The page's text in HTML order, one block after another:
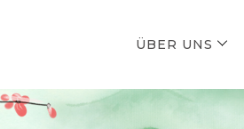
ÜBER UNS